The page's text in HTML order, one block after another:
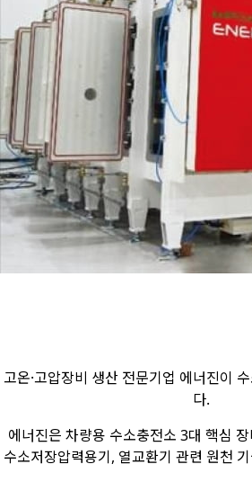
고온·고압장비 생산 전문기업 에너진이
다.
에너진은 차량용 수소충전소 3대 핵심
수소저장압력용기, 열교환기 관련 원천